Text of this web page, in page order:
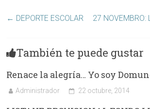
← DEPORTE ESCOLAR 27 NOVEMBRO:
También te puede gustar
Renace la alegría… Yo soy
Administrador 22 octubre, 2014